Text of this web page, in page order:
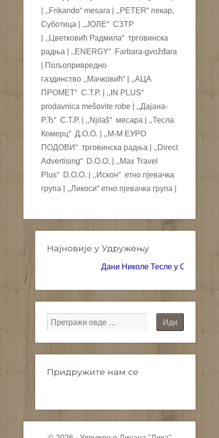
| ,,Frikando“ mesara | ,,PETER“ пекар,
Суботица | ,,ЈОЛЕ“ СЗТР
| ,,Цветковић Радмила“ трговинска
радња | ,,ENERGY“ Farbara-gvožđara
| Пољопривредно
газдинство ,,Мачковић“ | ,,АЦА
ПРОМЕТ“ С.Т.Р. | ,,IN PLUS“
prodavnica mešovite robe | ,,Дајана-
Р.Ђ“ С.Т.Р. | ,,Njilaš“ месара | ,,Тесла
Комерц“ Д.О.О. | ,,М-М ЕУРО
ПОДОВИ“ трговинска радња | ,,Direct
Advertising“ D.O.O. | ,,Max Travel
Plus“ D.O.O. | ,,Искон“ етно пјевачка
група | ,,Ликоси“ етно пјевачка група |
Најновије у Удружењу
Дани Николе Тесле у Суботици
Придружите нам се